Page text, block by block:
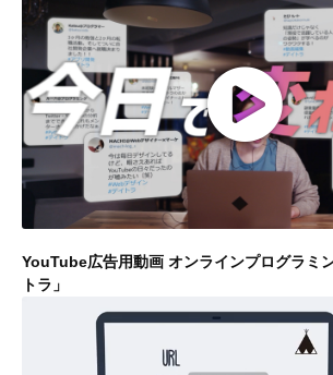
YouTube広告用動画 オンラインプログラミ
トラ」